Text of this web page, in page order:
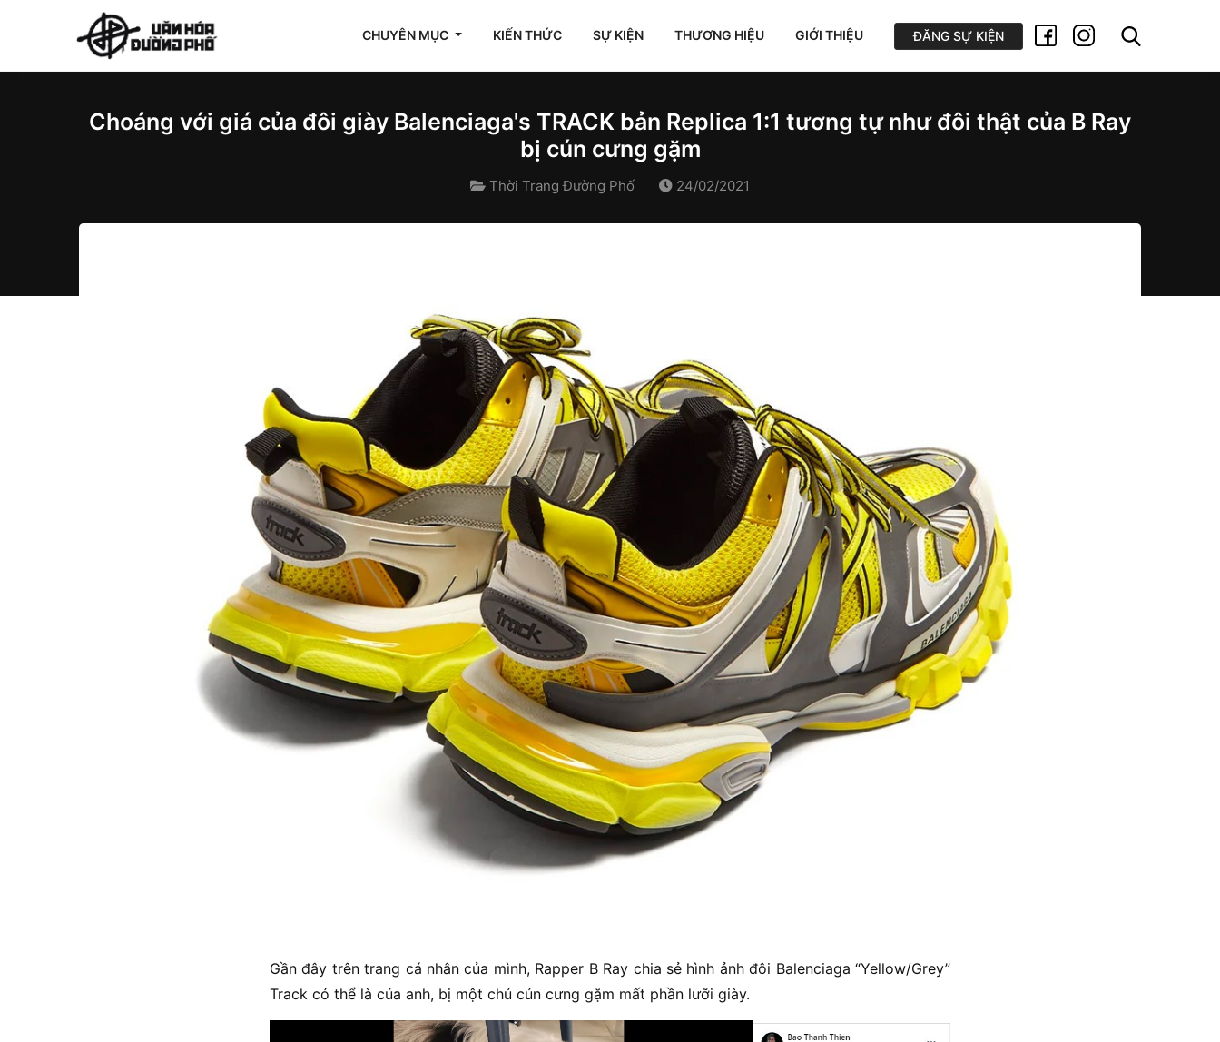
CHUYÊN MỤC KIẾN THỨC SỰ KIỆN THƯƠNG HIỆU GIỚI THIỆU ĐĂNG SỰ KIỆN
Choáng với giá của đôi giày Balenciaga's TRACK bản Replica 1:1 tương tự như đôi thật của B Ray
bị cún cưng gặm
Thời Trang Đường Phố 24/02/2021
Gần đây trên trang cá nhân của mình, Rapper B Ray chia sẻ hình ảnh đôi Balenciaga “Yellow/Grey”
Track có thể là của anh, bị một chú cún cưng gặm mất phần lưỡi giày.